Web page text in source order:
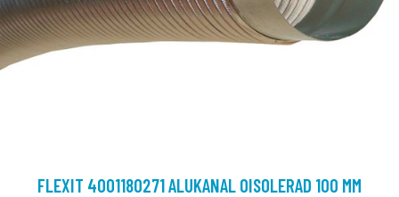
FLEXIT 4001180271 ALUKANAL OISOLERAD 100 MM